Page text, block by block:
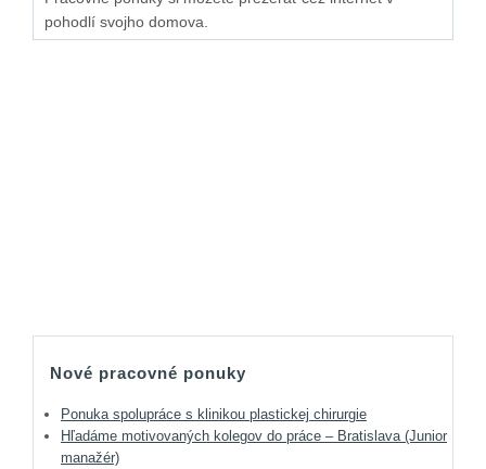
pohodlí svojho domova.
Nové pracovné ponuky
Ponuka spolupráce s klinikou plastickej chirurgie
Hľadáme motivovaných kolegov do práce – Bratislava (Junior
manažér)